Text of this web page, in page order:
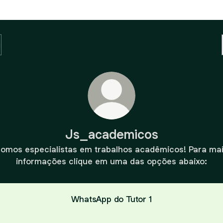
Js_academicos
especialistas em trabalhos acadêmicos! Para
informações clique em uma das opções abaixo:
WhatsApp do Tutor 1